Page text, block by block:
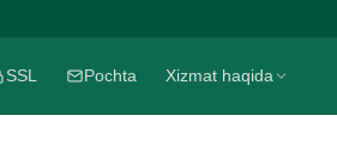
SSL Pochta Xizmat haqida